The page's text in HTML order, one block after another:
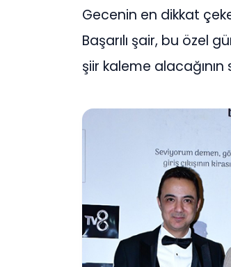
Gecenin en dikkat
Başarılı şair, bu özel
şiir kaleme